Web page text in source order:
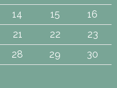
14 15
16
21 22
23
28 29
30